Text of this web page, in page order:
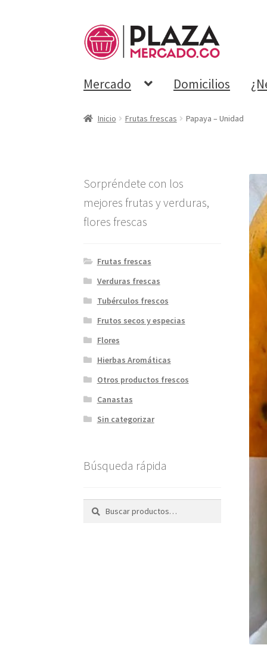
Mercado Domicilios
Inicio Frutas frescas Papaya – Unidad
Sorpréndete con los
mejores frutas y verduras,
flores frescas
Frutas frescas
Verduras frescas
Tubérculos frescos
Frutos secos y especias
Flores
Hierbas Aromáticas
Otros productos frescos
Canastas
Sin categorizar
Búsqueda rápida
Buscar
Buscar